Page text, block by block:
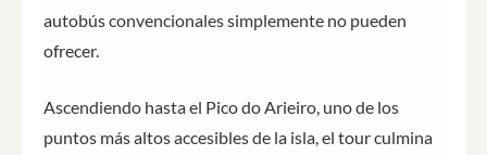
autobús convencionales simplemente no pueden
ofrecer.
Ascendiendo hasta el Pico do Arieiro, uno de los
puntos más altos accesibles de la isla, el tour culmina